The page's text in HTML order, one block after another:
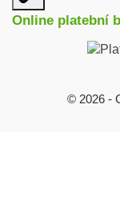
užitečné
odkazy
Online platební
© 2026 -